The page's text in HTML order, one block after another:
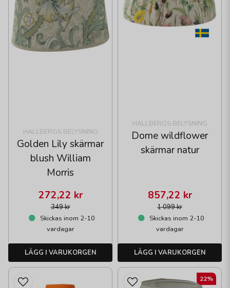
HALLBERGS BELYSNING
Golden Lily skärmar
blush William
Morris
349 kr
272,22 kr
Skickas inom 2-10
vardagar
LÄGG I VARUKORGEN
HALLBERGS BELYSNING
Dome wildflower
skärmar natur
1 099 kr
857,22 kr
Skickas inom 2-10
vardagar
LÄGG I VARUKORGEN
22%